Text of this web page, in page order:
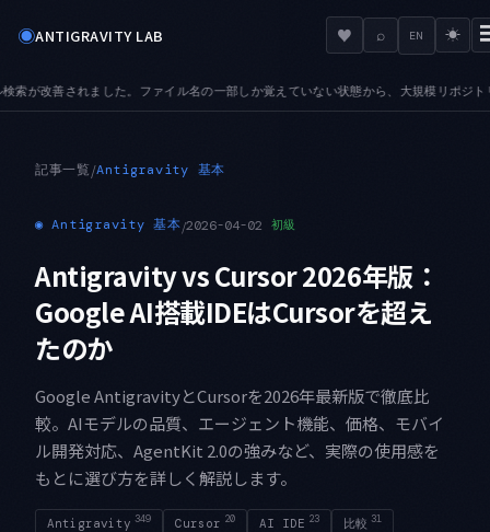
◉ANTIGRAVITY LAB ♥ ⌕ EN ☀
態から、大規模リポジトリでも目的のファイルへ辿り着けます●AUDIO — 音声フ
記事一覧/Antigravity 基本
◉ Antigravity 基本/2026-04-02 初級
Antigravity vs Cursor 2026年版：
Google AI搭載IDEはCursorを超え
たのか
Google AntigravityとCursorを2026年最新版で徹底比
較。AIモデルの品質、エージェント機能、価格、モバイ
ル開発対応、AgentKit 2.0の強みなど、実際の使用感を
もとに選び方を詳しく解説します。
Antigravity 349 Cursor 20 AI IDE 23 比較 31